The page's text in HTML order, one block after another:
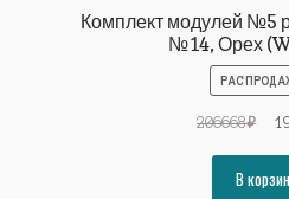
Комплект модулей №5
№14, Орех
206668₽
В